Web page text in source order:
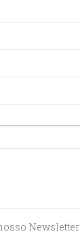
Newsletter